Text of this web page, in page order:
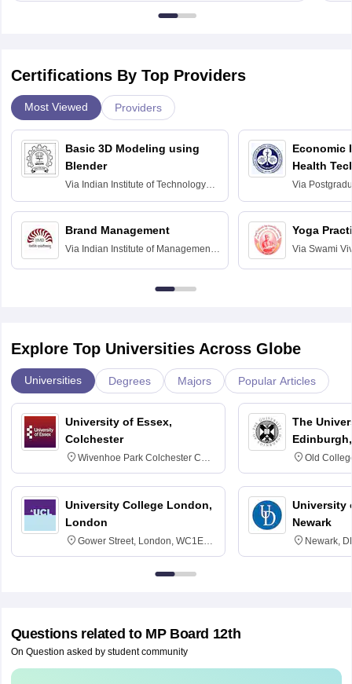
Certifications By Top Providers
Most Viewed Providers
Basic 3D Modeling using
Blender
Via Indian Institute of Technology
Brand Management
Via Indian Institute of Management
Economic
Health
Via
Chandigarh
Yoga
Via Swami
Explore Top Universities Across Globe
Universities Degrees Majors Popular Articles
University of Essex,
Colchester
Wivenhoe Park Colchester CO4
3SQ
University College London,
London
Gower Street, London, WC1E
6BT
The
Old
University
Newark
Newark,
Questions related to MP Board 12th
On Question asked by student community